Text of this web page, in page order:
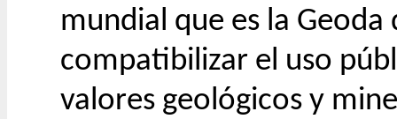
mundial que es la
compatibilizar el uso
valores geológicos y